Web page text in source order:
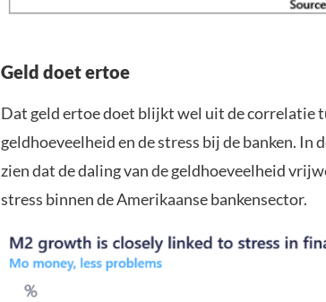
Geld doet ertoe
Dat geld ertoe doet blijkt wel uit de correlatie
geldhoeveelheid en de stress bij de banken. In
zien dat de daling van de geldhoeveelheid
stress binnen de Amerikaanse bankensector.